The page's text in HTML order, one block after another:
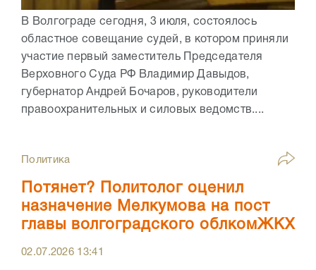
В Волгограде сегодня, 3 июля, состоялось
областное совещание судей, в котором приняли
участие первый заместитель Председателя
Верховного Суда РФ Владимир Давыдов,
губернатор Андрей Бочаров, руководители
правоохранительных и силовых ведомств....
Политика
Потянет? Политолог оценил
назначение Мелкумова на пост
главы волгоградского облкомЖКХ
02.07.2026 13:41